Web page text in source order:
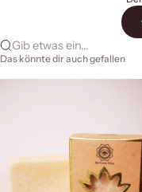
Gib etwas ein...
Das könnte dir auch gefallen